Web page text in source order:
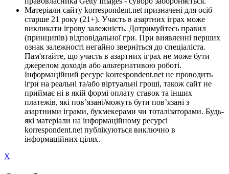
Матеріали сайту korrespondent.net призначені для осіб
старше 21 року (21+). Участь в азартних іграх може
викликати ігрову залежність. Дотримуйтесь правил
(принципів) відповідальної гри. При виявленні перших
ознак залежності негайно зверніться до спеціаліста.
Пам'ятайте, що участь в азартних іграх не може бути
джерелом доходів або альтернативою роботі.
Інформаційний ресурс korrespondent.net не проводить
ігри на реальні та/або віртуальні гроші, також сайт не
приймає ні в якій формі оплату ставок та інших
платежів, які пов’язані/можуть бути пов’язані з
азартними іграми, букмекерами чи тоталізаторами. Будь-
які матеріали на інформаційному ресурсі
korrespondent.net публікуються виключно в
інформаційних цілях.
X